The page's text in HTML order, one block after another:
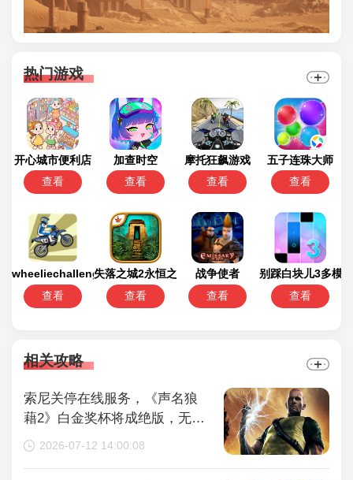
热门游戏
开心城市便利店
查看
加查时空
查看
摩托狂飙游戏
查看
五子连珠大师
查看
wheeliechallenge改鬼火
查看
失落之城2永恒之谜
查看
战争使者
查看
别踩白块儿3多模
查看
相关攻略
索尼关停在线服务，《声名狼
藉2》白金奖杯将成绝版，无法
再获取
2026-07-12 14:00:08